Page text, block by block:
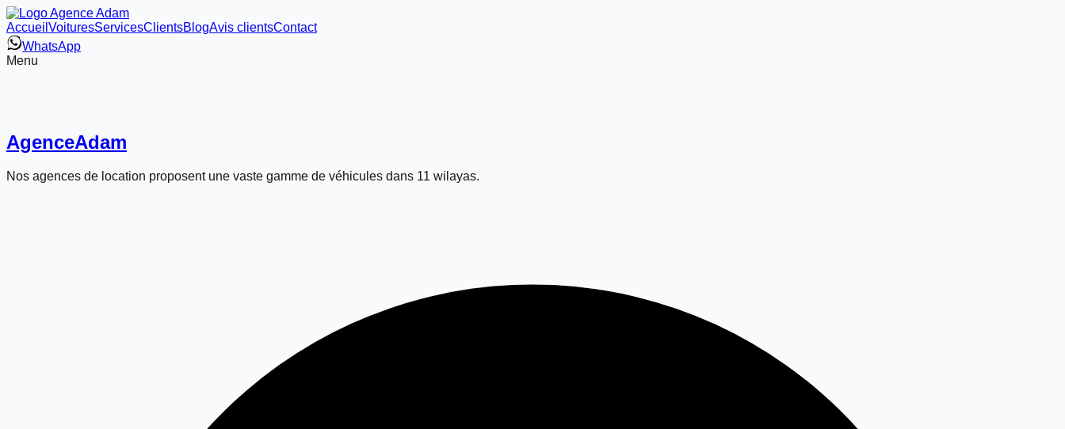
Accueil VoituresServicesClientsBlogAvis clientsContact
WhatsApp
Menu
AgenceAdam
Nos agences de location proposent une vaste gamme de véhicules dans 11 wilayas.